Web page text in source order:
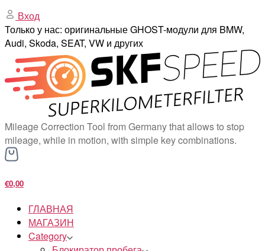
Вход
Только у нас: оригинальные GHOST-модули для BMW,
Audi, Skoda, SEAT, VW и других
Mileage Correction Tool from Germany that allows to stop
mileage, while in motion, with simple key combinations.
€0,00
ГЛАВНАЯ
МАГАЗИН
Category